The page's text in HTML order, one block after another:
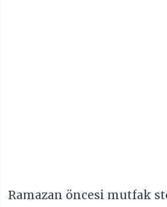
Ramazan öncesi mutfak